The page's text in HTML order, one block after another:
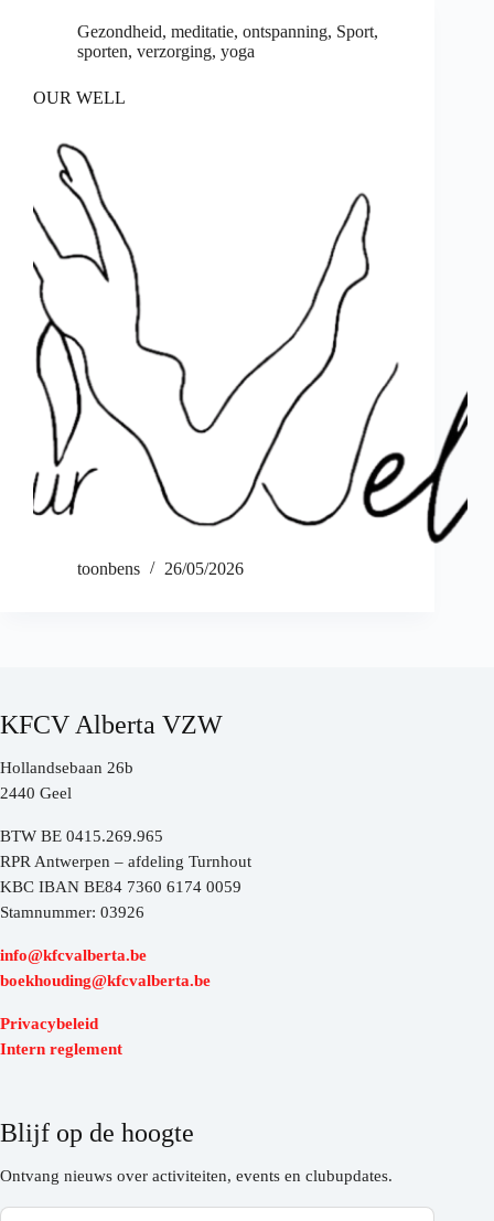
Gezondheid, meditatie, ontspanning, Sport,
sporten, verzorging, yoga
OUR WELL
toonbens 26/05/2026
KFCV Alberta VZW
Hollandsebaan 26b
2440 Geel
BTW BE 0415.269.965
RPR Antwerpen – afdeling Turnhout
KBC IBAN BE84 7360 6174 0059
Stamnummer: 03926
info@kfcvalberta.be
boekhouding@kfcvalberta.be
Privacybeleid
Intern reglement
Blijf op de hoogte
Ontvang nieuws over activiteiten, events en clubupdates.